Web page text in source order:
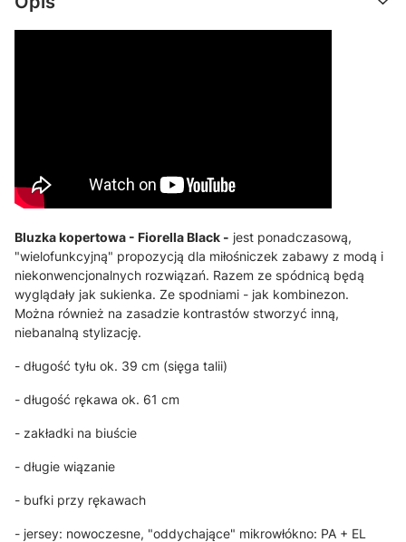
Bluzka kopertowa - Fiorella Black - jest ponadczasową,
"wielofunkcyjną" propozycją dla miłośniczek zabawy z modą i
niekonwencjonalnych rozwiązań. Razem ze spódnicą będą
wyglądały jak sukienka. Ze spodniami - jak kombinezon.
Można również na zasadzie kontrastów stworzyć inną,
niebanalną stylizację.
- długość tyłu ok. 39 cm (sięga talii)
- długość rękawa ok. 61 cm
- zakładki na biuście
- długie wiązanie
- bufki przy rękawach
- jersey: nowoczesne, "oddychające" mikrowłókno: PA + EL